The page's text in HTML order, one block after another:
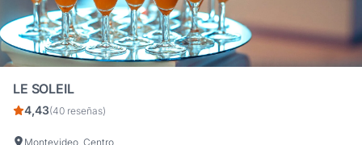
LE SOLEIL
4,43(40 reseñas)
Montevideo, Centro